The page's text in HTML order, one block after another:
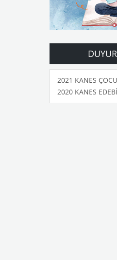
2021 KANES
2020 KANES